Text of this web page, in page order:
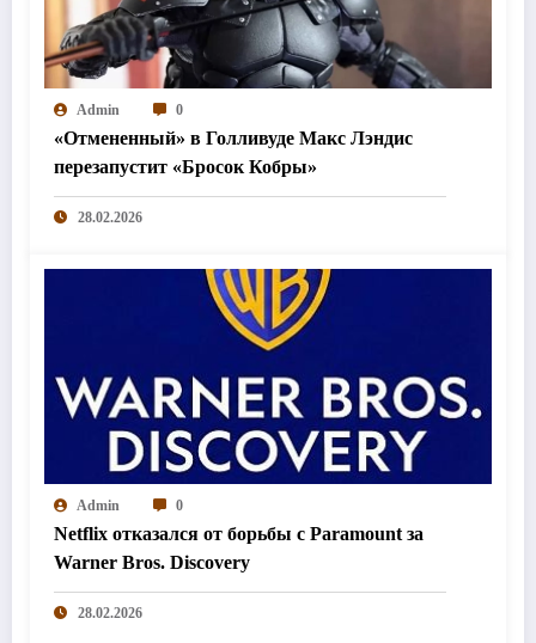
Admin 0
«Отмененный» в Голливуде Макс Лэндис
перезапустит «Бросок Кобры»
28.02.2026
Admin 0
Netflix отказался от борьбы с Paramount за
Warner Bros. Discovery
28.02.2026